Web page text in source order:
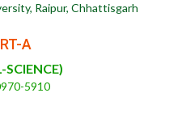
Raipur, Chhattisgarh
A
SCIENCE)
5910